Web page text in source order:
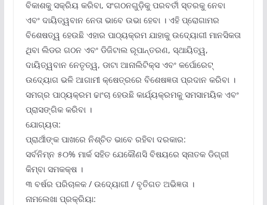
ବିକାଶକୁ ସକ୍ରିୟ କରିବା, ସଂଗଠନଗୁଡ଼ିକୁ ପରବର୍ତୀ ସ୍ତରକୁ ନେବା
ଏବଂ ଦାୟିତ୍ୱବାନ ନେତା ଭାବେ ଉଭା ହେବା । ଏହି ପ୍ରୋଗାମର
ବିଶେଷତ୍ୱ ହେଉଛି ଏହାର ପାଠ୍ୟକ୍ରମ ଯାହାକୁ ଉଦ୍ୟୋଗୀ ମାନସିକତା
ଥିବା ଲିଡର ଗଠନ ଏବଂ ଡିଜିଟାଲ ରୂପାନ୍ତରଣ, ସ୍ଥାୟିତ୍ୱ,
ଦାୟିତ୍ୱବାନ ନେତୃତ୍ୱ, ଡାଟା ଆନାଲିଟିକ୍ସ ଏବଂ କର୍ପୋରେଟ୍
ଉଦ୍ୟୋଗ ଭଳି ଆଗାମୀ କ୍ଷେତ୍ରରେ ବିଶେଷଜ୍ଞତା ପ୍ରଦାନ କରିବା ।
ସମଗ୍ର ପାଠ୍ୟକ୍ରମ ଢାଂଚା ହେଉଛି କାର୍ଯ୍ୟକ୍ରମକୁ ସମସାମୟିକ ଏବଂ
ପ୍ରାସଙ୍ଗିକ କରିବା ।
ଯୋଗ୍ୟତା:
ପ୍ରାର୍ଥୀଙ୍କ ପାଖରେ ନିଶ୍ଚିତ ଭାବେ ରହିବା ଦରକାର:
ସର୍ବନିମ୍ନ ୫୦% ମାର୍କ ସହିତ ଯେକୌଣସି ବିଷୟରେ ସ୍ନାତକ ଡିଗ୍ରୀ
କିମ୍ବା ସମକକ୍ଷ ।
୩ ବର୍ଷର ପରିଚାଳକ / ଉଦ୍ୟୋଗୀ / ବୃତିଗତ ଅଭିଜ୍ଞତା ।
ନାମଲେଖା ପ୍ରକ୍ରିୟା: